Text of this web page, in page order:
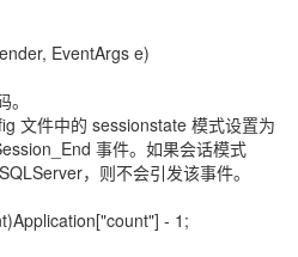
EventArgs e)
件中的 sessionstate 模式设置为
事件。如果会话模式
，则不会引发该事件。
- 1;